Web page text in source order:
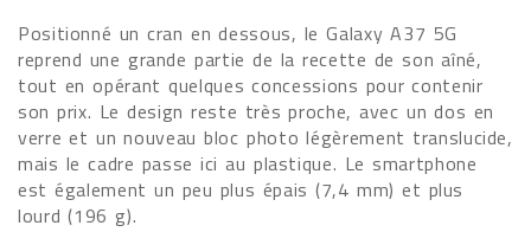
Positionné un cran en dessous, le Galaxy A37 5G
reprend une grande partie de la recette de son aîné,
tout en opérant quelques concessions pour contenir
son prix. Le design reste très proche, avec un dos en
verre et un nouveau bloc photo légèrement translucide,
mais le cadre passe ici au plastique. Le smartphone
est également un peu plus épais (7,4 mm) et plus
lourd (196 g).